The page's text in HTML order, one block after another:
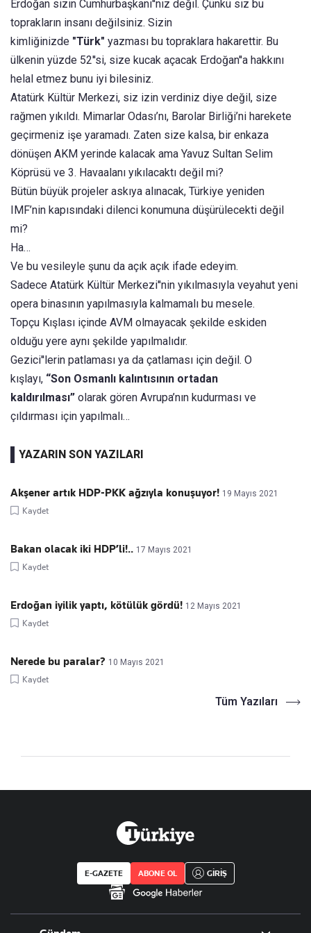
Erdoğan sizin Cumhurbaşkanı''nız değil. Çünkü siz bu
toprakların insanı değilsiniz. Sizin
kimliğinizde "Türk" yazması bu topraklara hakarettir. Bu
ülkenin yüzde 52''si, size kucak açacak Erdoğan''a hakkını
helal etmez bunu iyi bilesiniz.
Atatürk Kültür Merkezi, siz izin verdiniz diye değil, size
rağmen yıkıldı. Mimarlar Odası’nı, Barolar Birliği’ni harekete
geçirmeniz işe yaramadı. Zaten size kalsa, bir enkaza
dönüşen AKM yerinde kalacak ama Yavuz Sultan Selim
Köprüsü ve 3. Havaalanı yıkılacaktı değil mi?
Bütün büyük projeler askıya alınacak, Türkiye yeniden
IMF’nin kapısındaki dilenci konumuna düşürülecekti değil
mi?
Ha…
Ve bu vesileyle şunu da açık açık ifade edeyim.
Sadece Atatürk Kültür Merkezi''nin yıkılmasıyla veyahut yeni
opera binasının yapılmasıyla kalmamalı bu mesele.
Topçu Kışlası içinde AVM olmayacak şekilde eskiden
olduğu yere aynı şekilde yapılmalıdır.
Gezici''lerin patlaması ya da çatlaması için değil. O
kışlayı, “Son Osmanlı kalıntısının ortadan
kaldırılması” olarak gören Avrupa’nın kudurması ve
çıldırması için yapılmalı…
YAZARIN SON YAZILARI
Akşener artık HDP-PKK ağzıyla konuşuyor! 19 Mayıs 2021
Kaydet
Bakan olacak iki HDP’li!.. 17 Mayıs 2021
Kaydet
Erdoğan iyilik yaptı, kötülük gördü! 12 Mayıs 2021
Kaydet
Nerede bu paralar? 10 Mayıs 2021
Kaydet
Tüm Yazıları
E-GAZETE ABONE OL GİRİŞ